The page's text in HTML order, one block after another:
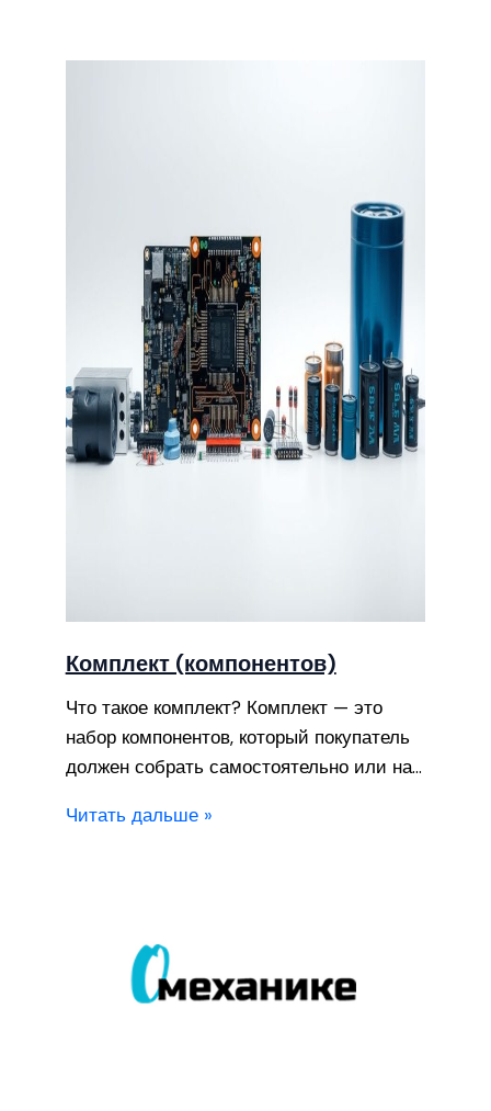
Комплект (компонентов)
Что такое комплект? Комплект — это
набор компонентов, который покупатель
должен собрать самостоятельно или на…
Читать дальше »